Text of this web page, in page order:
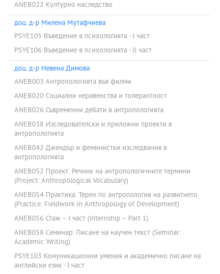
ANEB022 Културно наследство
доц. д-р Милена Мутафчиева
PSYE105 Въведение в психологията - I част
PSYE106 Въведение в психологията - II част
доц. д-р Невена Димова
ANEB003 Антропологията във филми
ANEB020 Социални неравенства и толерантност
ANEB026 Съвременни дебати в антропологията
ANEB038 Изследователски и приложни проекти в
антропологията
ANEB042 Джендър и феминистки изследвания в
антропологията
ANEB052 Проект: Речник на антропологичните термини
(Project: Anthropological Vocabulary)
ANEB054 Практика: Терен по антропология на развитието
(Practice: Fieldwork in Anthropology of Development)
ANEB056 Стаж – І част (Internship – Part 1)
ANEB058 Семинар: Писане на научен текст (Seminar:
Academic Writing)
PSYE103 Комуникационни умения и академично писане на
английски език - I част